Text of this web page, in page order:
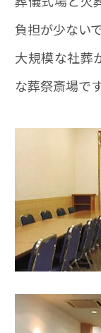
負担が少ないで
大規模な社葬
な葬祭斎場です